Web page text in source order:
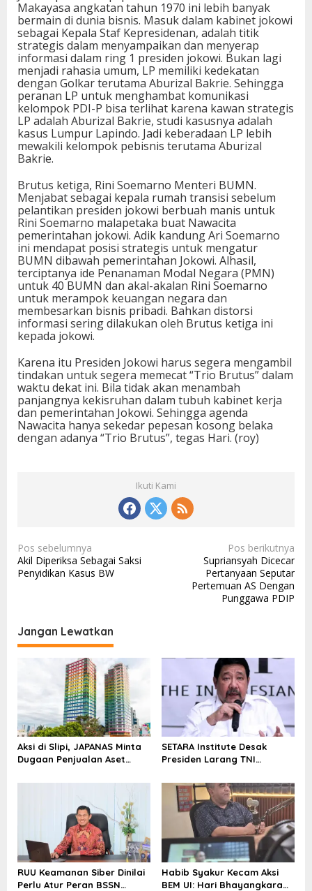
Makayasa angkatan tahun 1970 ini lebih banyak
bermain di dunia bisnis. Masuk dalam kabinet jokowi
sebagai Kepala Staf Kepresidenan, adalah titik
strategis dalam menyampaikan dan menyerap
informasi dalam ring 1 presiden jokowi. Bukan lagi
menjadi rahasia umum, LP memiliki kedekatan
dengan Golkar terutama Aburizal Bakrie. Sehingga
peranan LP untuk menghambat komunikasi
kelompok PDI-P bisa terlihat karena kawan strategis
LP adalah Aburizal Bakrie, studi kasusnya adalah
kasus Lumpur Lapindo. Jadi keberadaan LP lebih
mewakili kelompok pebisnis terutama Aburizal
Bakrie.
Brutus ketiga, Rini Soemarno Menteri BUMN.
Menjabat sebagai kepala rumah transisi sebelum
pelantikan presiden jokowi berbuah manis untuk
Rini Soemarno malapetaka buat Nawacita
pemerintahan jokowi. Adik kandung Ari Soemarno
ini mendapat posisi strategis untuk mengatur
BUMN dibawah pemerintahan Jokowi. Alhasil,
terciptanya ide Penanaman Modal Negara (PMN)
untuk 40 BUMN dan akal-akalan Rini Soemarno
untuk merampok keuangan negara dan
membesarkan bisnis pribadi. Bahkan distorsi
informasi sering dilakukan oleh Brutus ketiga ini
kepada jokowi.
Karena itu Presiden Jokowi harus segera mengambil
tindakan untuk segera memecat “Trio Brutus” dalam
waktu dekat ini. Bila tidak akan menambah
panjangnya kekisruhan dalam tubuh kabinet kerja
dan pemerintahan Jokowi. Sehingga agenda
Nawacita hanya sekedar pepesan kosong belaka
dengan adanya “Trio Brutus”, tegas Hari. (roy)
Ikuti Kami
N
a
g
a
p
o
s
Pos sebelumnya
Akil Diperiksa Sebagai Saksi
Penyidikan Kasus BW
Pos berikutnya
Supriansyah Dicecar
Pertanyaan Seputar
Pertemuan AS Dengan
Punggawa PDIP
Jangan Lewatkan
Aksi di Slipi, JAPANAS Minta
Dugaan Penjualan Aset
kawasan Twin Tower Plaza
SETARA Institute Desak
Presiden Larang TNI
RUU Keamanan Siber Dinilai
Perlu Atur Peran BSSN
Habib Syakur Kecam Aksi
BEM UI: Hari Bhayangkara